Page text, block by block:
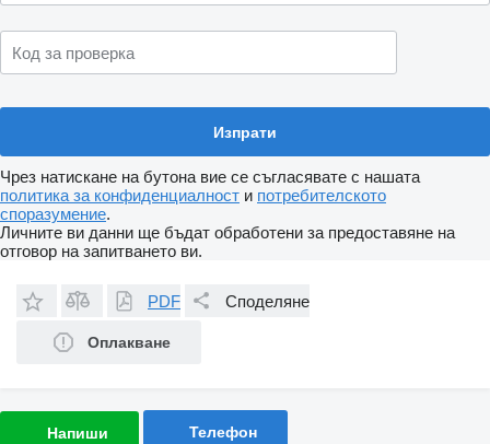
Чрез натискане на бутона вие се съгласявате с нашата
политика за конфиденциалност и потребителското
споразумение.
Личните ви данни ще бъдат обработени за предоставяне на
отговор на запитването ви.
PDF Споделяне
Оплакване
Напиши Телефон